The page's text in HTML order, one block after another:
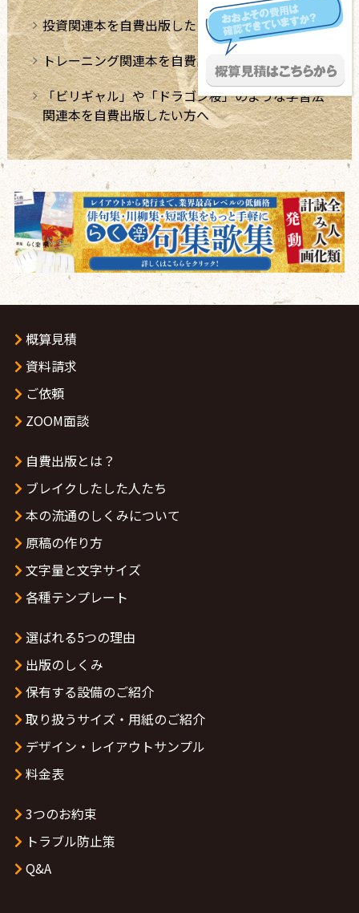
投資関連本を自費出版したい方へ
トレーニング関連本を自費出版したい方へ
「ビリギャル」や「ドラゴン桜」のような学習法
関連本を自費出版したい方へ
概算見積
資料請求
ご依頼
ZOOM面談
自費出版とは？
ブレイクしたした人たち
本の流通のしくみについて
原稿の作り方
文字量と文字サイズ
各種テンプレート
選ばれる5つの理由
出版のしくみ
保有する設備のご紹介
取り扱うサイズ・用紙のご紹介
デザイン・レイアウトサンプル
料金表
3つのお約束
トラブル防止策
Q&A